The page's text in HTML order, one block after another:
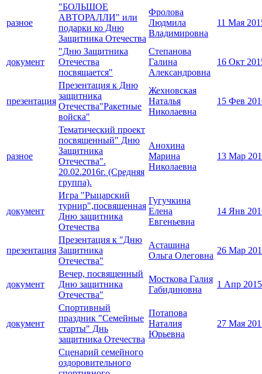
разное
"БОЛЬШОЕ
АВТОРАЛЛИ" или
подарки ко Дню
Защитника Отечества
Фролова
Людмила
Владимировна
11 Мая
документ
"Дню Защитника
Отечества
посвящается"
Степанова
Галина
Александровна
16 Окт
презентация
Презентация к Дню
защитника
Отечества"Ракетные
войска"
Жехновская
Наталья
Николаевна
15 Фев
разное
Тематический проект
посвященный" Дню
Защитника
Отечества".
20.02.2016г. (Средняя
группа).
Анохина
Марина
Николаевна
13 Мар
документ
Игра "Рыцарский
турнир",посвященная
Дню защитника
Отечества
Гугучкина
Елена
Евгеньевна
14 Янв
презентация
Презентация к "Дню
Защитника
Отечества"
Асташина
Ольга Олеговна
26 Мар
документ
Вечер, посвященный
Дню защитника
Отечества"
Мосткова Галия
Габидиновна
1 Апр 2015
документ
Спортивный
праздник "Семейные
старты" Днь
защитника Отечества
Потапова
Наталия
Юрьевна
27 Мая
Сценарий семейного
оздоровительного